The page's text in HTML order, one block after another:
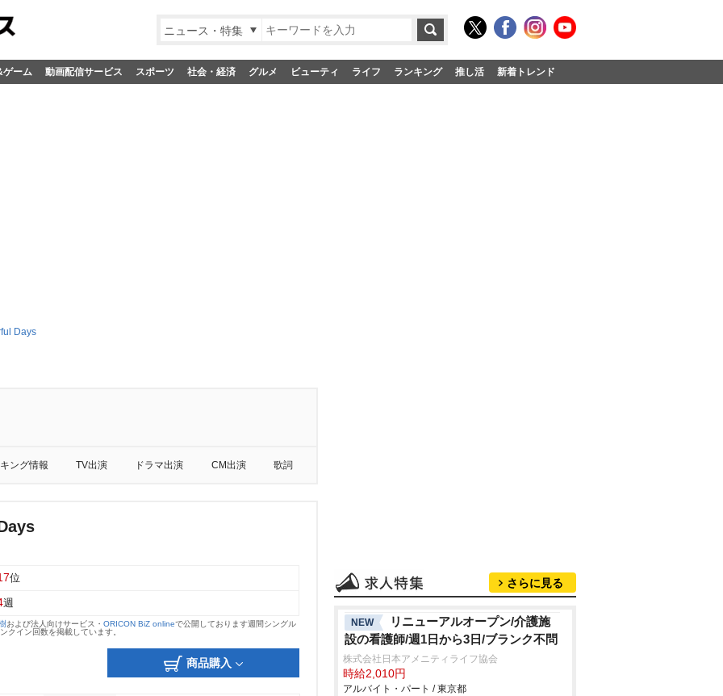
ニュース・特集
ゲーム 動画配信サービス スポーツ 社会・経済 グルメ ビューティ ライフ ランキング 推し活 新着トレンド
Days
ング情報 TV出演 ドラマ出演 CM出演 歌詞
位
週
および法人向けサービス・ ORICON BiZ onlineで公開しております週間シングル
クイン回数を掲載しています。
商品購入
さらに見る
NEW
リニューアルオープン/介護施
設の看護師/週1日から3日/ブランク不問
株式会社日本アメニティライフ協会
時給2,010円
アルバイト・パート / 東京都